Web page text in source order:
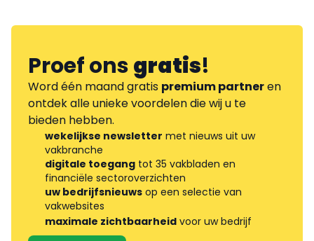
Proef onsgratis!
Word één maand gratis premium partneren
ontdek alle unieke voordelen die wij u te
bieden hebben.
wekelijkse newsletter met nieuws uit uw
vakbranche
digitale toegang tot 35 vakbladen en
financiële sectoroverzichten
uw bedrijfsnieuws op een selectie van
vakwebsites
maximale zichtbaarheid voor uw bedrijf